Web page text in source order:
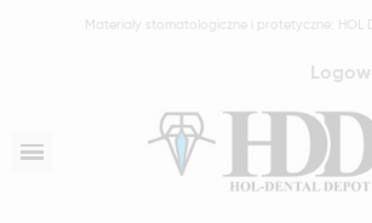
Materiały stomatologiczne i protetyczne: HOL